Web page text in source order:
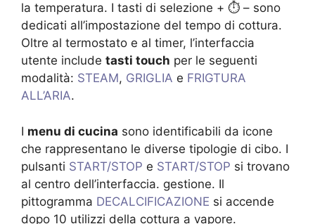
la temperatura. I tasti di selezione + ⏱ – sono
dedicati all’impostazione del tempo di cottura.
Oltre al termostato e al timer, l’interfaccia
utente include tasti touch per le seguenti
modalità: STEAM, GRIGLIA e FRIGTURA
ALL’ARIA.
I menu di cucina sono identificabili da icone
che rappresentano le diverse tipologie di cibo. I
pulsanti START/STOP e START/STOP si trovano
al centro dell’interfaccia. gestione. Il
pittogramma DECALCIFICAZIONE si accende
dopo 10 utilizzi della cottura a vapore.